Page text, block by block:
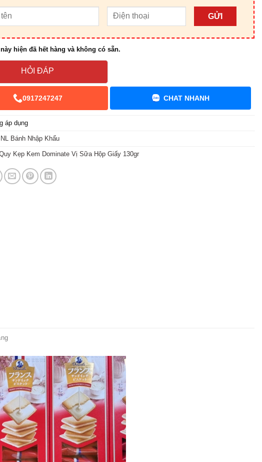
GỬI
hiện đã hết hàng và không có sẵn.
HỎI ĐÁP
0917247247 CHAT NHANH
áp dụng
NL Bánh Nhập Khẩu
Kẹp Kem Dominate Vị Sữa Hộp Giấy 130gr